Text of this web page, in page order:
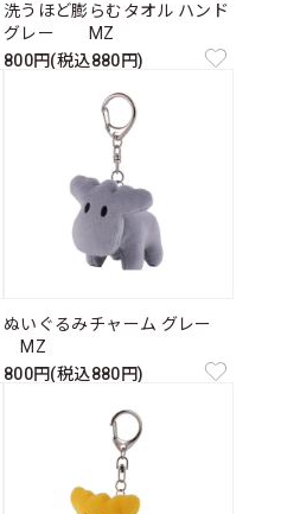
洗うほど膨らむタオル ハンド
グレー MZ
800円(税込880円)
ぬいぐるみチャーム グレー
MZ
800円(税込880円)